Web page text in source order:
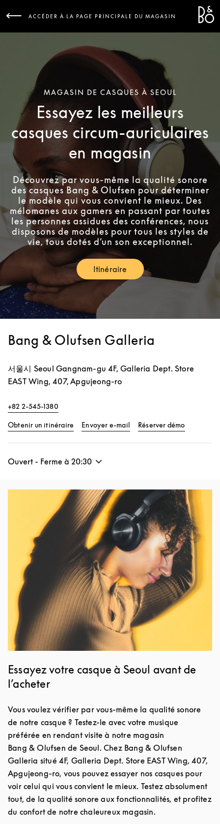
ACCÉDER À LA PAGE PRINCIPALE DU MAGASIN
MAGASIN DE CASQUES À SEOUL
Essayez les meilleurs
casques circum-auriculaires
en magasin
Découvrez par vous-même la qualité sonore
des casques Bang & Olufsen pour déterminer
le modèle qui vous convient le mieux. Des
mélomanes aux gamers en passant par toutes
les personnes assidues des conférences, nous
disposons de modèles pour tous les styles de
vie, tous dotés d’un son exceptionnel.
ItinéraireLink Opens in New Tab
Bang & Olufsen Galleria
서울시 Seoul Gangnam-gu 4F, Galleria Dept. Store
EAST Wing, 407, Apgujeong-ro
+82 2-545-1380
Obtenir un itinéraire Link Opens in New Tab
Envoyer e-mail Réserver démo
Ouvert - Ferme à 20:30
Image de l’événement
Essayez votre casque à Seoul avant de
l’acheter
Vous voulez vérifier par vous-même la qualité sonore
de notre casque ? Testez-le avec votre musique
préférée en rendant visite à notre magasin
Bang & Olufsen de Seoul. Chez Bang & Olufsen
Galleria situé 4F, Galleria Dept. Store EAST Wing, 407,
Apgujeong-ro, vous pouvez essayer nos casques pour
voir celui qui vous convient le mieux. Testez absolument
tout, de la qualité sonore aux fonctionnalités, et profitez
du confort de notre chaleureux magasin.